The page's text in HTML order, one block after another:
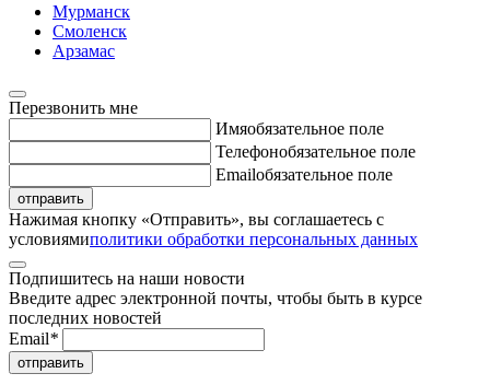
Мурманск
Смоленск
Арзамас
Перезвонить мне
Имяобязательное поле
Телефонобязательное поле
Emailобязательное поле
отправить
Нажимая кнопку «Отправить», вы соглашаетесь с
условиямиполитики обработки персональных данных
Подпишитесь на наши новости
Введите адрес электронной почты, чтобы быть в курсе
последних новостей
Email*
отправить